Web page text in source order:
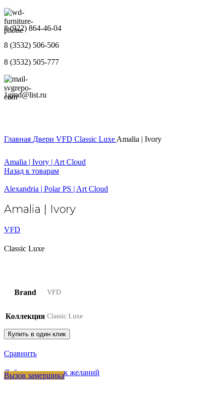
8 (922) 864-46-04
8 (3532) 506-506
8 (3532) 505-777
1gmd@list.ru
Главная Двери VFD Classic Luxe Amalia | Ivory
Amalia | Ivory | Art Cloud
Назад к товарам
Alexandria | Polar PS | Art Cloud
Amalia | Ivory
VFD
Classic Luxe
Brand VFD
Коллекция Classic Luxe
Купить в один клик
Сравнить
Добавить в список желаний
Вызов замерщика